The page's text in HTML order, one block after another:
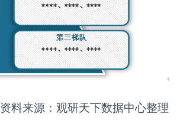
资料来源：观研天下数据中心整理